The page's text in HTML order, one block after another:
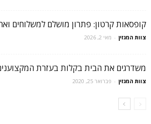
קופסאות קרטון: פתרון מושלם למשלוחים
צוות המגזין - מאי 2, 2026
משדרגים את הבית בקלות בעזרת
צוות המגזין - פברואר 25, 2020